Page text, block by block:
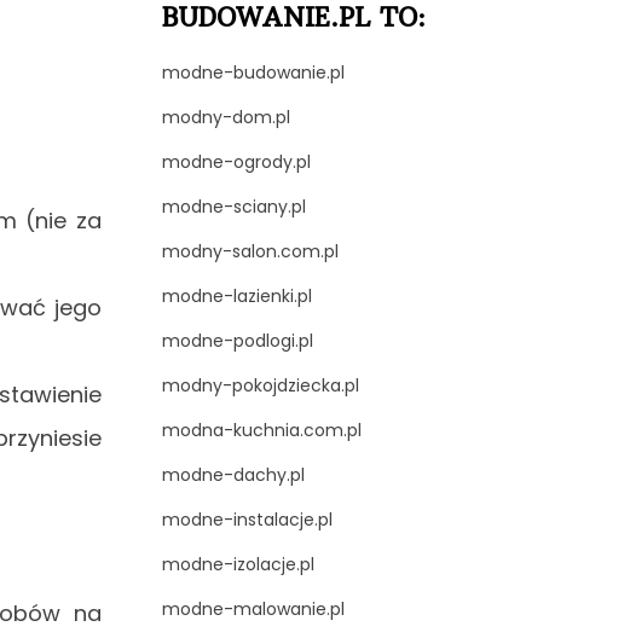
(nie za
jego
na
BUDOWANIE.PL TO:
modne-budowanie.pl
modny-dom.pl
modne-ogrody.pl
modne-sciany.pl
modny-salon.com.pl
modne-lazienki.pl
modne-podlogi.pl
modny-pokojdziecka.pl
modna-kuchnia.com.pl
modne-dachy.pl
modne-instalacje.pl
modne-izolacje.pl
modne-malowanie.pl